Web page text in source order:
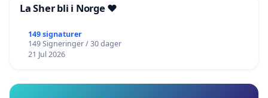
La Sher bli i Norge ❤️
149 signaturer
149 Signeringer / 30 dager
21 Jul 2026